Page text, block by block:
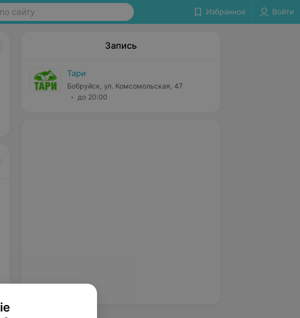
сайту Избранное Войти
Запись
Тари
Бобруйск, ул. Комсомольская, 47
до 20:00